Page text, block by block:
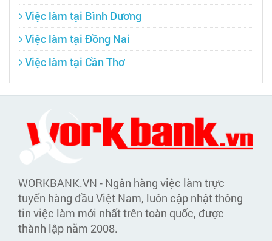
Việc làm tại Bình Dương
Việc làm tại Đồng Nai
Việc làm tại Cần Thơ
WORKBANK.VN - Ngân hàng việc làm trực
tuyến hàng đầu Việt Nam, luôn cập nhật thông
tin việc làm mới nhất trên toàn quốc, được
thành lập năm 2008.